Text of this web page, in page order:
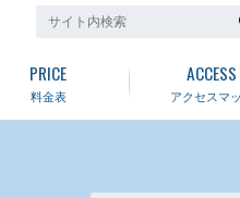
料金表
PRICE
アクセスマ
ACCESS